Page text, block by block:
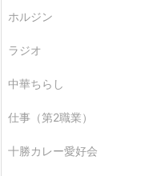
ホルジン
ラジオ
中華ちらし
仕事（第2職業）
十勝カレー愛好会